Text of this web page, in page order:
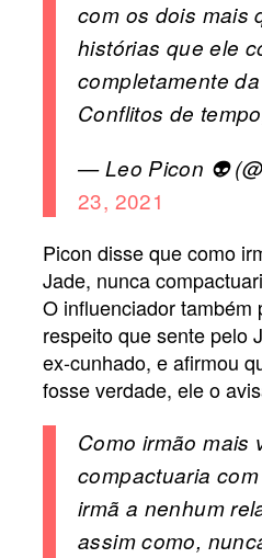
com os dois mais
histórias que ele
completamente
Conflitos de
— Leo Picon 👽
23, 2021
Picon disse que como
Jade, nunca
O influenciador também
respeito que sente pelo
ex-cunhado, e afirmou
fosse verdade, ele o
Como irmão mais
compactuaria
irmã a nenhum
assim como,